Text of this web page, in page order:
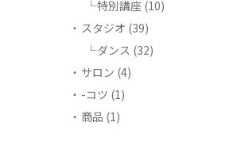
特別講座 (10)
スタジオ (39)
ダンス (32)
サロン (4)
-コツ (1)
商品 (1)